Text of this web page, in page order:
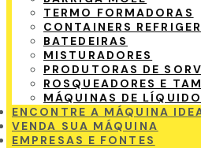
TERMO FORMADORAS
CONTAINERS
BATEDEIRAS
MISTURADORES
PRODUTORAS DE
ROSQUEADORES E
MÁQUINAS DE
ENCONTRE A MÁQUINA
VENDA SUA MÁQUINA
EMPRESAS E FONTES